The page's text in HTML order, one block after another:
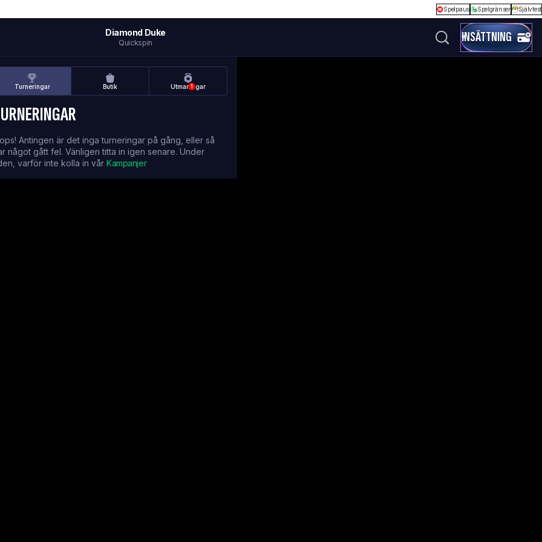
Spelpaus Spelgränser Självtest
Diamond Duke
Quickspin INSÄTTNING
Turneringar Butik 1
Utmaningar
Antingen är det inga turneringar på gång, eller så
något gått fel. Vänligen titta in igen senare. Under
varför inte kolla in vår Kampanjer